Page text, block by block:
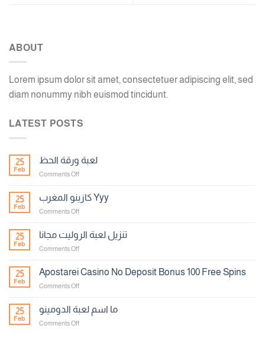
ABOUT
Lorem ipsum dolor sit amet, consectetuer adipiscing elit, sed
diam nonummy nibh euismod tincidunt.
LATEST POSTS
25
Feb
لعبة ورقة الحظ
Comments Offon
ورقة
الحظ
25
Feb
كازينو المغرب Yyy
Comments Offon
المغرب
Yyy
25
Feb
تنزيل لعبة الروليت مجانا
Comments Offon
لعبة
25
Feb
Apostarei Casino No Deposit Bonus 100 Free Spins
Comments Offon
Casino
No
25
Feb
ما اسم لعبة الدومينو
Comments Offon